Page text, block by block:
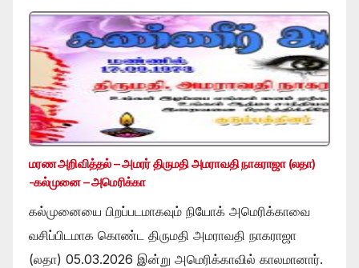
மரண அறிவித்தல் – அமரர் திருமதி அமராவதி நாகராஜா (லதா)
-கல்முனை – அமெரிக்கா
கல்முனையை பிறப்படமாகவும் நியோக் அமெரிக்காவை
வசிப்பிடமாக கொண்ட திருமதி அமராவதி நாகராஜா
(லதா) 05.03.2026 இன்று அமெரிக்காவில் காலமானார்.